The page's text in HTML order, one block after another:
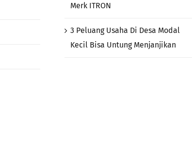
Merk ITRON
3 Peluang Usaha Di Desa Modal
Kecil Bisa Untung Menjanjikan